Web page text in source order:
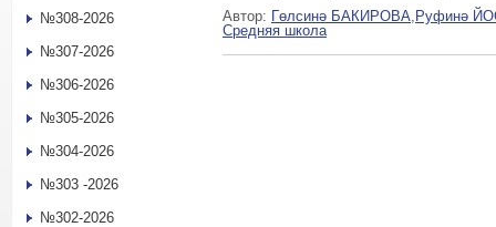
Автор: Гөлсинә БАКИРОВА, Руфинә
Средняя школа
№308-2026
№307-2026
№306-2026
№305-2026
№304-2026
№303 -2026
№302-2026